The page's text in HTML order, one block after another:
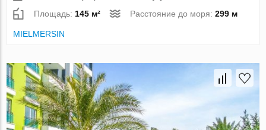
Площадь: 145 м² Расстояние до моря:299 м
MIELMERSIN